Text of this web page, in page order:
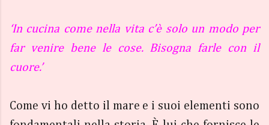
‘In cucina come nella vita c’è solo un modo per
far venire bene le cose. Bisogna farle con il
cuore.’
Come vi ho detto il mare e i suoi elementi sono